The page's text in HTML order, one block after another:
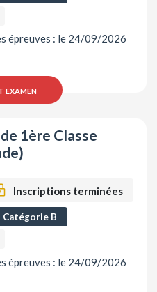
épreuves : le 24/09/2026
1ère Classe
Inscriptions terminées
Catégorie B
épreuves : le 24/09/2026